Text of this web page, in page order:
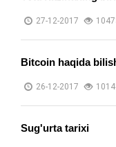
27-12-2017
Bitcoin haqida
26-12-2017
Sug'urta tarixi